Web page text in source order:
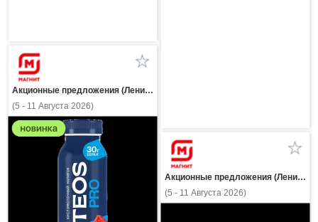
Акционные предложения (Ленинградская область)
(5 - 11 Августа 2026)
Акционные предложения (Ленинградская область)
(5 - 11 Августа 2026)